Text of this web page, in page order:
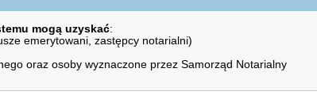
mogą uzyskać:
emerytowani, zastępcy notarialni)
oraz osoby wyznaczone przez Samorząd Notarialny